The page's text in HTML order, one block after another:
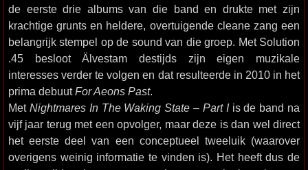
de eerste drie albums van die band en drukte met zijn
krachtige grunts en heldere, overtuigende cleane zang een
belangrijk stempel op de sound van die groep. Met Solution
.45 besloot Älvestam destijds zijn eigen muzikale
interesses verder te volgen en dat resulteerde in 2010 in het
prima debuutFor Aeons Past.
Met Nightmares In The Waking State – Part Iis de band na
vijf jaar terug met een opvolger, maar deze is dan wel direct
het eerste deel van een conceptueel tweeluik (waarover
overigens weinig informatie te vinden is). Het heeft dus de